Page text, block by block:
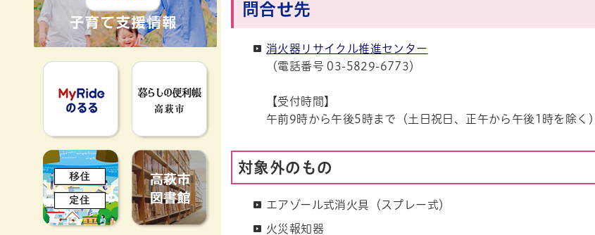
MyRideのるる 暮らしの便利帳
移住定住 高萩市図書館
問合せ先
消火器リサイクル推進センター
（電話番号 03-5829-6773）
【受付時間】
午前9時から午後5時まで（土日祝日、正午から午後1時を除く）
対象外のもの
エアゾール式消火具（スプレー式）
火災報知器